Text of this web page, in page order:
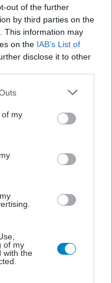
out of the further
by third parties on the
This information may
on the IAB’s List of
disclose it to other
one or more Google
You may click to
its third-party tags to
in below Google
of my
of my
with the